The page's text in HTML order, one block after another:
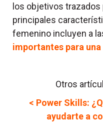
los objetivos
principales
femenino incluyen a
importantes para
Otros
< Power Skills:
ayudarte a